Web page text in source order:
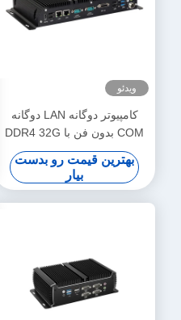
ویدئو
کامپیوتر دوگانه LAN دوگانه
COM بدون فن با DDR4 32G
Intel Celeron J4125 J6412
Mini PC
بهترین قیمت رو بدست
بیار